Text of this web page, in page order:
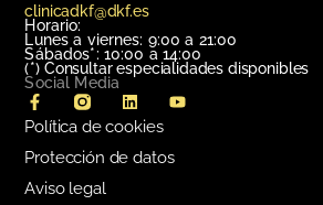
clinicadkf@dkf.es
Horario:
Lunes a viernes: 9:00 a 21:00
Sábados*: 10:00 a 14:00
(*) Consultar especialidades disponibles
Social Media
Política de cookies
Protección de datos
Aviso legal